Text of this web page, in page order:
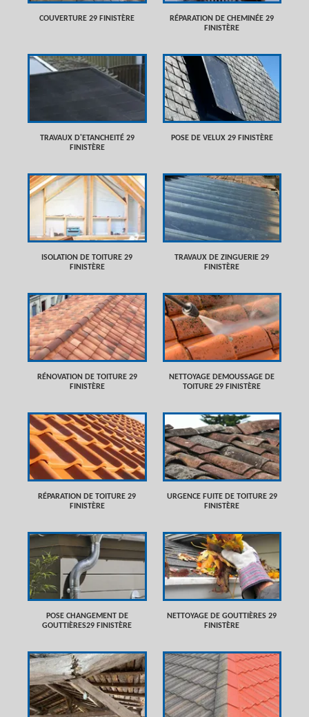
COUVERTURE 29 FINISTÈRE
RÉPARATION DE CHEMINÉE 29
FINISTÈRE
TRAVAUX D'ETANCHEITÉ 29
FINISTÈRE
POSE DE VELUX 29 FINISTÈRE
ISOLATION DE TOITURE 29
FINISTÈRE
TRAVAUX DE ZINGUERIE 29
FINISTÈRE
RÉNOVATION DE TOITURE 29
FINISTÈRE
NETTOYAGE DEMOUSSAGE DE
TOITURE 29 FINISTÈRE
RÉPARATION DE TOITURE 29
FINISTÈRE
URGENCE FUITE DE TOITURE 29
FINISTÈRE
POSE CHANGEMENT DE
GOUTTIÈRES29 FINISTÈRE
NETTOYAGE DE GOUTTIÈRES 29
FINISTÈRE